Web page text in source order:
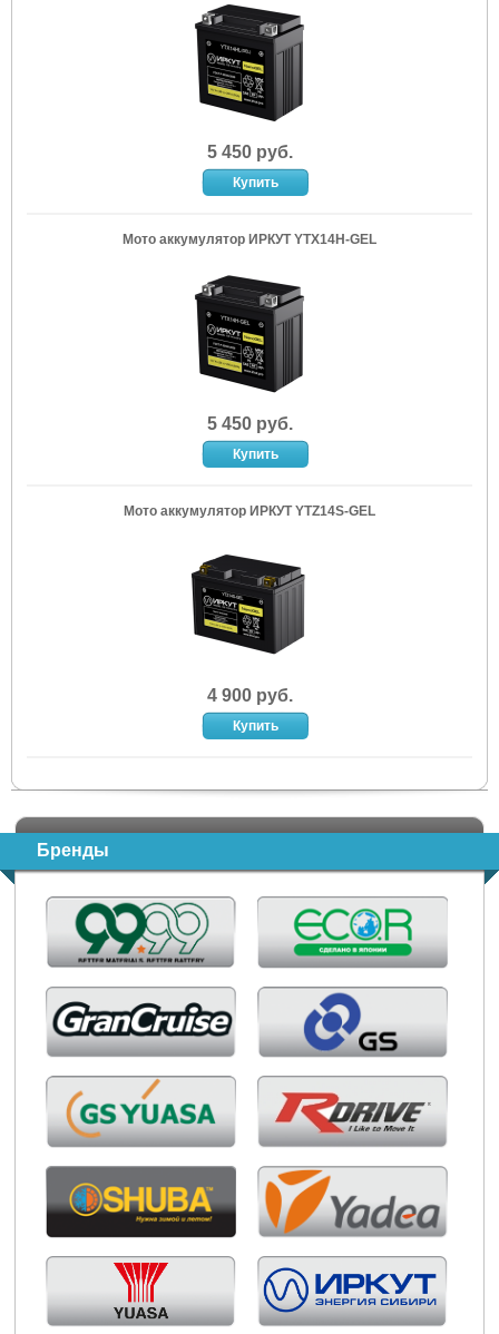
5 450 руб.
Мото аккумулятор ИРКУТ YTX14H-GEL
5 450 руб.
Мото аккумулятор ИРКУТ YTZ14S-GEL
4 900 руб.
Бренды